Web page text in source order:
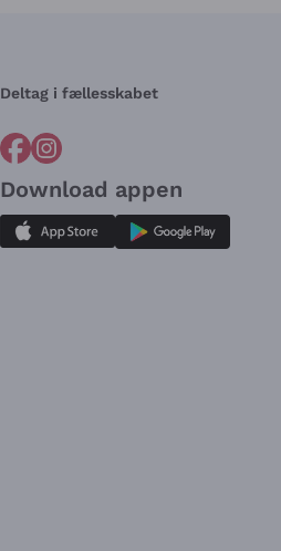
Deltag i fællesskabet
Download appen